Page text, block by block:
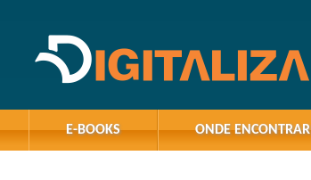
E-BOOKS ONDE ENCONTRAR